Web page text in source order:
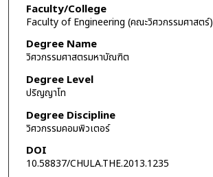
Faculty/College
Faculty of Engineering (คณะวิศวกรรมศาสตร์)
Degree Name
วิศวกรรมศาสตรมหาบัณฑิต
Degree Level
ปริญญาโท
Degree Discipline
วิศวกรรมคอมพิวเตอร์
DOI
10.58837/CHULA.THE.2013.1235